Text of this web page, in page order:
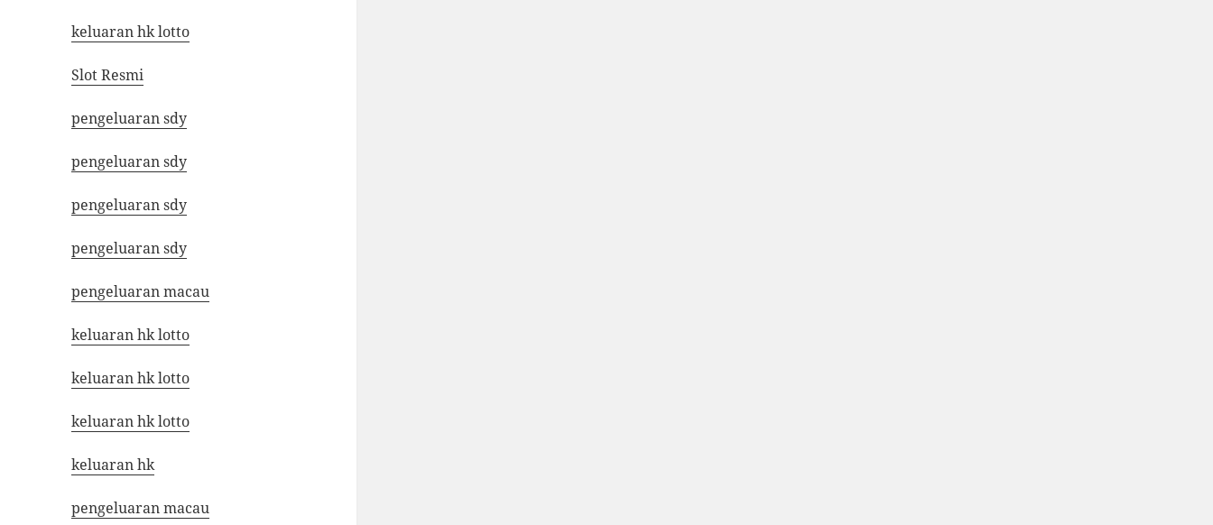
keluaran hk lotto
Slot Resmi
pengeluaran sdy
pengeluaran sdy
pengeluaran sdy
pengeluaran sdy
pengeluaran macau
keluaran hk lotto
keluaran hk lotto
keluaran hk lotto
keluaran hk
pengeluaran macau